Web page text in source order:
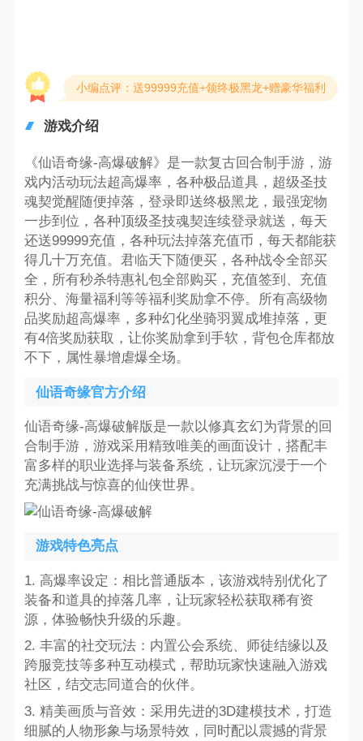
小编点评：送99999充值+领终极黑龙+赠豪华福利
游戏介绍
《仙语奇缘-高爆破解》是一款复古回合制手游，游
戏内活动玩法超高爆率，各种极品道具，超级圣技
魂契觉醒随便掉落，登录即送终极黑龙，最强宠物
一步到位，各种顶级圣技魂契连续登录就送，每天
还送99999充值，各种玩法掉落充值币，每天都能获
得几十万充值。君临天下随便买，各种战令全部买
全，所有秒杀特惠礼包全部购买，充值签到、充值
积分、海量福利等等福利奖励拿不停。所有高级物
品奖励超高爆率，多种幻化坐骑羽翼成堆掉落，更
有4倍奖励获取，让你奖励拿到手软，背包仓库都放
不下，属性暴增虐爆全场。
仙语奇缘官方介绍
仙语奇缘-高爆破解版是一款以修真玄幻为背景的回
合制手游，游戏采用精致唯美的画面设计，搭配丰
富多样的职业选择与装备系统，让玩家沉浸于一个
充满挑战与惊喜的仙侠世界。
游戏特色亮点
1. 高爆率设定：相比普通版本，该游戏特别优化了
装备和道具的掉落几率，让玩家轻松获取稀有资
源，体验畅快升级的乐趣。
2. 丰富的社交玩法：内置公会系统、师徒结缘以及
跨服竞技等多种互动模式，帮助玩家快速融入游戏
社区，结交志同道合的伙伴。
3. 精美画质与音效：采用先进的3D建模技术，打造
细腻的人物形象与场景特效，同时配以震撼的背景